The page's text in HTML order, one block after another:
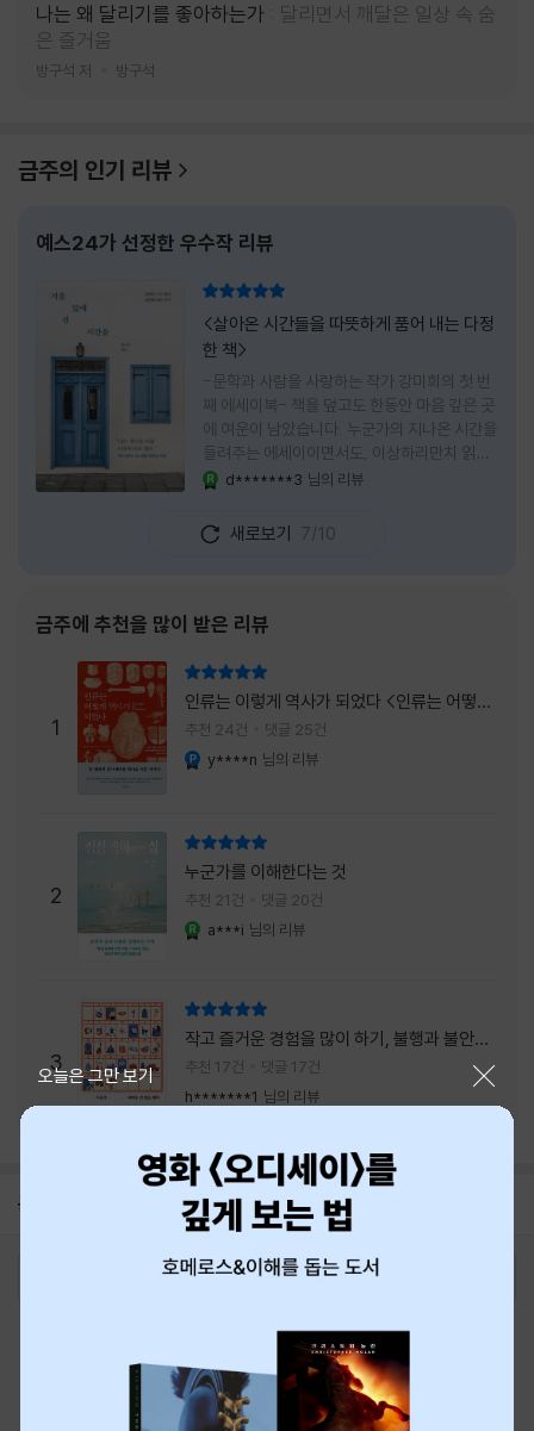
나는 왜 달리기를 좋아하는가
달리면서 깨달은 일상 속 숨
은 즐거움
방구석 저 방구석
금주의 인기 리뷰
예스24가 선정한 우수작 리뷰
<살아온 시간들을 따뜻하게 품어 내는 다정
한 책>
-문학과 사람을 사랑하는 작가 강미희의 첫 번
째 에세이북- 책을 덮고도 한동안 마음 깊은 곳
에 여운이 남았습니다. 누군가의 지나온 시간을
들려주는 에세이이면서도, 이상하리만치 읽는
사람 자신의 삶을 다시 돌아보게 만드는 책이었
으로 머물지 않고, 각자의 상처와 후회, 다 지나
온 줄 알았던 마음의 결을 가만히 비추는 거울
는다는 것, 대신 지나온 시간 속에서 비로소 알
있고 무너지지 않는 것보다 다시 일어서는 일이
더 중요하다는 사실을 담담하게 보여줍니다. 그
래서 읽는 내내 위로가 과장되지 않았고, 오히
려 그 절제된 진심 덕분에 더 오래 마음에 남았
습니다. 책 곳곳에
d*******3 님의 리뷰
새로보기 7/10
금주에 추천을 많이 받은 리뷰
1
인류는 이렇게 역사가 되었다 <인류는 어떻게
역사가 되었나>
추천 24건 댓글 25건
y****n 님의 리뷰
2
누군가를 이해한다는 것
추천 21건 댓글 20건
a***i 님의 리뷰
3
작고 즐거운 경험을 많이 하기, 불행과 불안을
회피하지 말기, 그리고 좋은 사람을 많이 만나
기.
추천 17건
댓글 17건
h*******1 님의 리뷰
공지 8월 신용카드 무이자할부 안내
오늘은 그만 보기
최근 본 상품
티켓 1544-6399
중고샵 1566-4295
eBook 1:1문의/채팅상담
예스이십사(주) 사업자 정보
이용약관
개인정보처리방침 청소년보호정책